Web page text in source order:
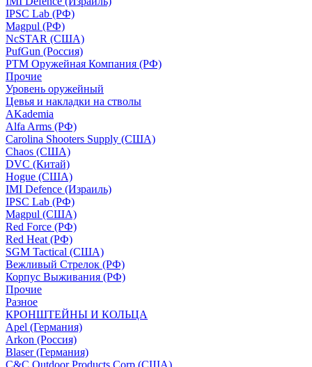
IPSC Lab (РФ)
Magpul (РФ)
NcSTAR (США)
PufGun (Россия)
РТМ Оружейная Компания (РФ)
Прочие
Уровень оружейный
Цевья и накладки на стволы
AKademia
Alfa Arms (РФ)
Carolina Shooters Supply (США)
Chaos (США)
DVC (Китай)
Hogue (США)
IMI Defence (Израиль)
IPSC Lab (РФ)
Magpul (США)
Red Force (РФ)
Red Heat (РФ)
SGM Tactical (США)
Вежливый Стрелок (РФ)
Корпус Выживания (РФ)
Прочие
Разное
КРОНШТЕЙНЫ И КОЛЬЦА
Apel (Германия)
Arkon (Россия)
Blaser (Германия)
C&C Outdoor Products,Corp (США)